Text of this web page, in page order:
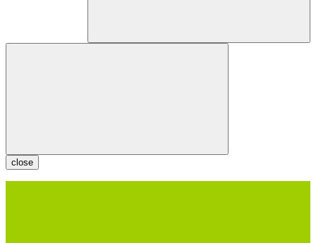
close